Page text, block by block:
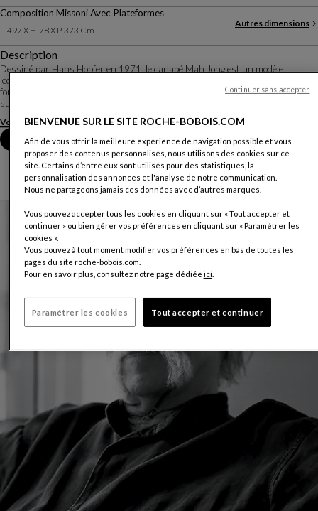
Composition Missoni Avec Plateformes
L. 497 X H. 78 X P. 373 Cm
Autres dimensions
Description
Dessiné par Hans Hopfer en 1971, le canapé Mah Jong est un modèle
iconique des collections Roche Bobois, qui revendique une totale liberté de
forme et de fonction. À partir de trois éléments simples, juxtaposés ou
superposés, le Mah Jong permet toute...
Voir plus Télécharger la fiche technique
Prendre rendez-vous en magasin
BIENVENUE SUR LE SITE ROCHE-BOBOIS.COM
Afin de vous offrir la meilleure expérience de navigation possible et vous
proposer des contenus personnalisés, nous utilisons des cookies sur ce
site. Certains d’entre eux sont utilisés pour des statistiques, la
personnalisation des annonces et l'analyse de notre communication.
Nous ne partageons jamais ces données avec d’autres marques.
Vous pouvez accepter tous les cookies en cliquant sur « Tout accepter et
continuer » ou bien gérer vos préférences en cliquant sur « Paramétrer les
cookies ».
Vous pouvez à tout moment modifier vos préférences en bas de toutes les
pages du site roche-bobois.com.
Pour en savoir plus, consultez notre page dédiée ici.
Paramétrer les cookies Tout accepter et continuer
Continuer sans accepter